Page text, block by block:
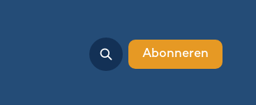
Abonneren